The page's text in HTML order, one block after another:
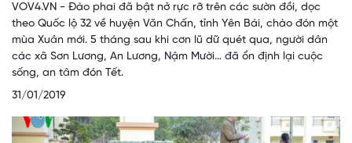
VOV4.VN - Đào phai đã bật nở rực rỡ trên các sườn đồi, dọc
theo Quốc lộ 32 về huyện Văn Chấn, tỉnh Yên Bái, chào đón một
mùa Xuân mới. 5 tháng sau khi cơn lũ dữ quét qua, người dân
các xã Sơn Lương, An Lương, Nậm Mười… đã ổn định lại cuộc
sống, an tâm đón Tết.
31/01/2019